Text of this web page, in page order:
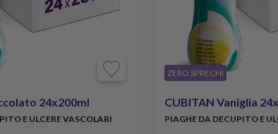
24x200ml
E ULCERE VASCOLARI
​ZERO SPRECHI
CUBITAN Vaniglia
PIAGHE DA DECUPITO E